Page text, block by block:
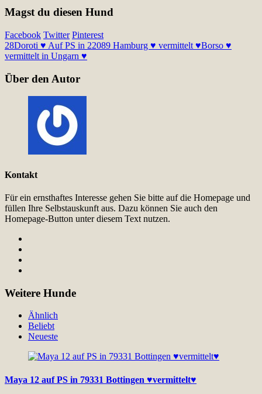
Magst du diesen Hund
Facebook Twitter Pinterest
28Doroti ♥ Auf PS in 22089 Hamburg ♥ vermittelt ♥Borso ♥
vermittelt in Ungarn ♥
Über den Autor
Kontakt
Für ein ernsthaftes Interesse gehen Sie bitte auf die Homepage und
füllen Ihre Selbstauskunft aus. Dazu können Sie auch den
Homepage-Button unter diesem Text nutzen.
Weitere Hunde
Ähnlich
Beliebt
Neueste
Maya 12 auf PS in 79331 Bottingen ♥vermittelt♥